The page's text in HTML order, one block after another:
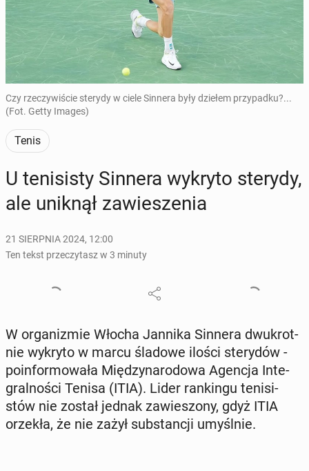
Czy rzeczywiście sterydy w ciele Sinnera były dziełem przypadku?...
(Fot. Getty Images)
Tenis
U te­ni­si­sty Sinnera wykryto sterydy,
ale uniknął za­wie­sze­nia
21 SIERPNIA 2024, 12:00
Ten tekst przeczytasz w 3 minuty
W or­ga­ni­zmie Włocha Jannika Sinnera dwu­krot­
nie wykryto w marcu śladowe ilości ste­ry­dów -
po­in­for­mo­wa­ła Mię­dzy­na­ro­do­wa Agencja In­te­
gral­no­ści Tenisa (ITIA). Lider ran­kin­gu te­ni­si­
stów nie został jednak za­wie­szo­ny, gdyż ITIA
orzekła, że nie zażył sub­stan­cji umyśl­nie.